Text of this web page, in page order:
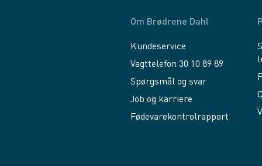
Om Brødrene Dahl
Kundeservice
Vagttelefon 30 10 89 89
Spørgsmål og svar
Job og karriere
Fødevarekontrolrapport